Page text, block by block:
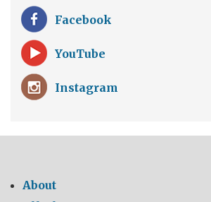
Facebook
YouTube
Instagram
About